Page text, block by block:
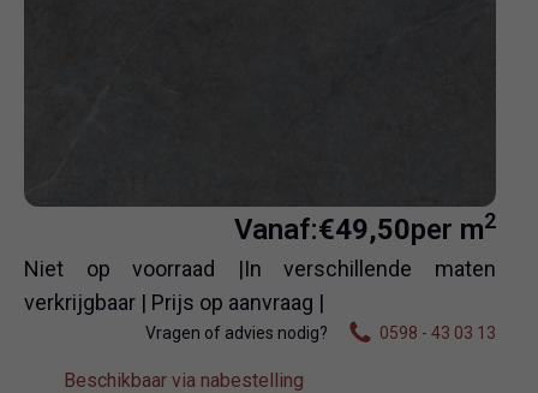
Vanaf:€49,50per m2
Niet op voorraad |In verschillende maten
verkrijgbaar | Prijs op aanvraag |
Vragen of advies nodig? 0598 - 43 03 13
Beschikbaar via nabestelling